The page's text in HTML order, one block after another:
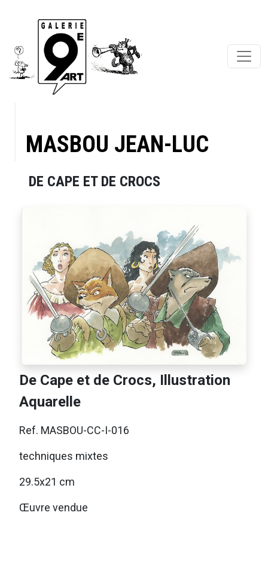
MASBOU JEAN-LUC
DE CAPE ET DE CROCS
De Cape et de Crocs, Illustration
Aquarelle
Ref. MASBOU-CC-I-016
techniques mixtes
29.5x21 cm
Œuvre vendue